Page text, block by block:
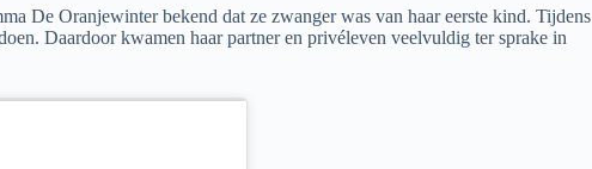
De Oranjewinter bekend dat ze zwanger was van haar eerste kind. Tijdens
Daardoor kwamen haar partner en privéleven veelvuldig ter sprake in